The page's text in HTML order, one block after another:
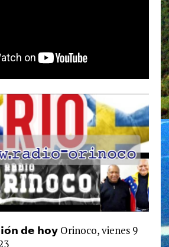
𝗱𝗲 𝗵𝗼𝘆 Orinoco, vienes 9